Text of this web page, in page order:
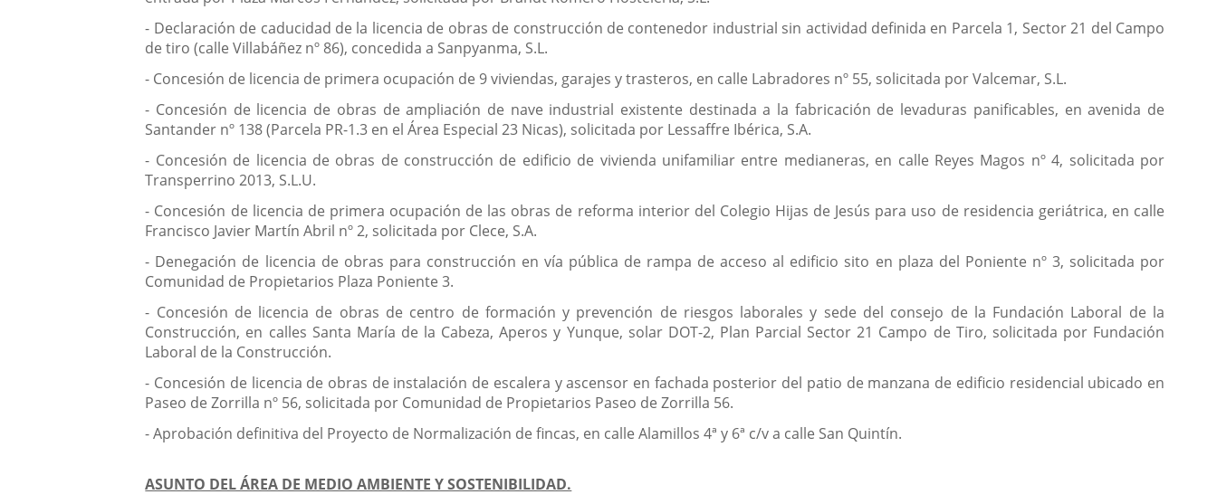
- Declaración de caducidad de la licencia de obras de construcción de contenedor industrial sin actividad definida en Parcela 1, Sector 21 del Campo
de tiro (calle Villabáñez nº 86), concedida a Sanpyanma, S.L.
- Concesión de licencia de primera ocupación de 9 viviendas, garajes y trasteros, en calle Labradores nº 55, solicitada por Valcemar, S.L.
- Concesión de licencia de obras de ampliación de nave industrial existente destinada a la fabricación de levaduras panificables, en avenida de
Santander nº 138 (Parcela PR-1.3 en el Área Especial 23 Nicas), solicitada por Lessaffre Ibérica, S.A.
- Concesión de licencia de obras de construcción de edificio de vivienda unifamiliar entre medianeras, en calle Reyes Magos nº 4, solicitada por
Transperrino 2013, S.L.U.
- Concesión de licencia de primera ocupación de las obras de reforma interior del Colegio Hijas de Jesús para uso de residencia geriátrica, en calle
Francisco Javier Martín Abril nº 2, solicitada por Clece, S.A.
- Denegación de licencia de obras para construcción en vía pública de rampa de acceso al edificio sito en plaza del Poniente nº 3, solicitada por
Comunidad de Propietarios Plaza Poniente 3.
- Concesión de licencia de obras de centro de formación y prevención de riesgos laborales y sede del consejo de la Fundación Laboral de la
Construcción, en calles Santa María de la Cabeza, Aperos y Yunque, solar DOT-2, Plan Parcial Sector 21 Campo de Tiro, solicitada por Fundación
Laboral de la Construcción.
- Concesión de licencia de obras de instalación de escalera y ascensor en fachada posterior del patio de manzana de edificio residencial ubicado en
Paseo de Zorrilla nº 56, solicitada por Comunidad de Propietarios Paseo de Zorrilla 56.
- Aprobación definitiva del Proyecto de Normalización de fincas, en calle Alamillos 4ª y 6ª c/v a calle San Quintín.
ASUNTO DEL ÁREA DE MEDIO AMBIENTE Y SOSTENIBILIDAD.